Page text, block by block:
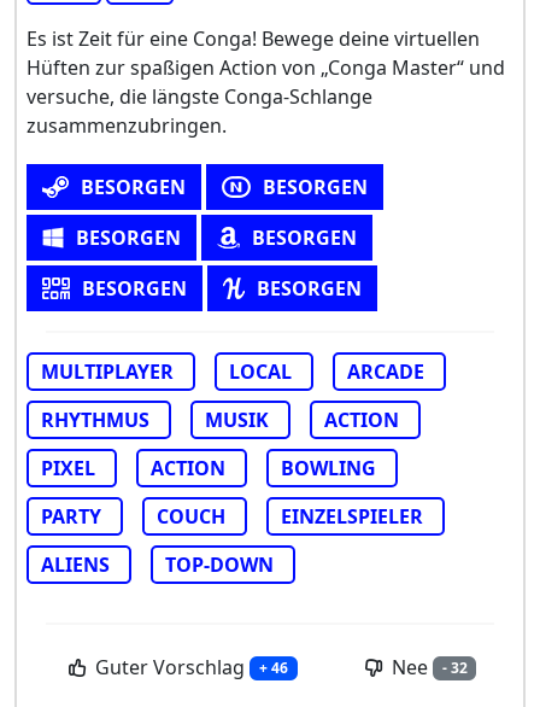
Es ist Zeit für eine Conga! Bewege deine virtuellen
Hüften zur spaßigen Action von „Conga Master“ und
versuche, die längste Conga-Schlange
zusammenzubringen.
BESORGEN
BESORGEN
BESORGEN
BESORGEN
BESORGEN
BESORGEN
MULTIPLAYER LOCAL
ARCADE
RHYTHMUS
MUSIK
ACTION
PIXEL
ACTION
BOWLING
PARTY
COUCH
EINZELSPIELER
ALIENS
TOP-DOWN
Guter Vorschlag + 46 Nee - 32